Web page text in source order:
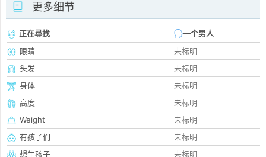
更多细节
正在尋找
一个男人
眼睛
未标明
头发
未标明
身体
未标明
高度
未标明
Weight
未标明
有孩子们
未标明
想生孩子
未标明